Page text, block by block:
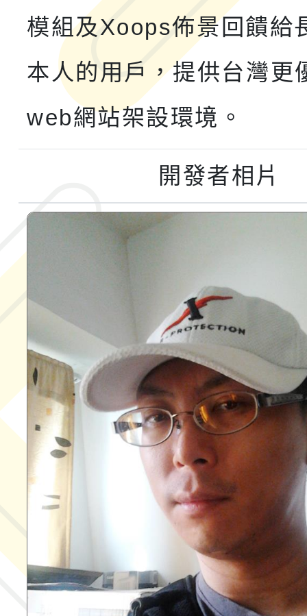
融平台-教案暨教學示
115學年度「學習扶助
計畫子計畫十一-2：國
小時認證研習計畫」
115年度「教育部表揚
義教育推展貢獻獎」實
模組及Xoops佈景回饋給
本人的用戶，提供台灣更
web網站架設環境。
開發者相片